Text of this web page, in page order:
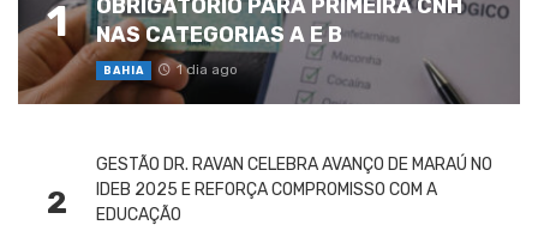
1
OBRIGATÓRIO PARA PRIMEIRA CNH
NAS CATEGORIAS A E B
BAHIA 1 dia ago
2
GESTÃO DR. RAVAN CELEBRA AVANÇO DE MARAÚ NO
IDEB 2025 E REFORÇA COMPROMISSO COM A
EDUCAÇÃO